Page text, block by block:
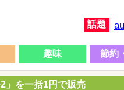
話題
趣味 節約
」を一括1円で販売